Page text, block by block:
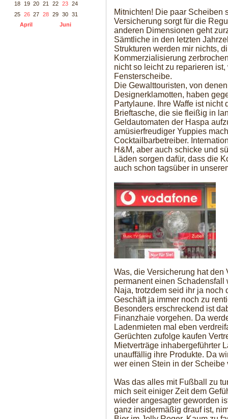
18
19 20 21 22 23
24
25
26 27 28 29 30
31
April
Juni
Mitnichten! Die paar Scheiben
Versicherung sorgt für die
anderen Dimensionen geht
Sämtliche in den letzten
Strukturen werden mir nichts,
Kommerzialisierung
nicht so leicht zu reparieren
Fensterscheibe.
Die Gewalttouristen, von
Designerklamotten, haben
Partylaune. Ihre Waffe ist nicht
Brieftasche, die sie fleißig in
Geldautomaten der Haspa
amüsierfreudiger Yuppies
Cocktailbarbetreiber.
H&M, aber auch schicke und
Läden sorgen dafür, dass die
auch schon tagsüber in
Was, die Versicherung hat den
permanent einen
Naja, trotzdem seid ihr ja noch
Geschäft ja immer noch zu
Besonders erschreckend ist
Finanzhaie vorgehen. Da
Ladenmieten mal eben
Gerüchten zufolge kaufen
Mietverträge inhabergeführter
unauffällig ihre Produkte. Da
wer einen Stein in der Scheibe
Was das alles mit Fußball zu
mich seit einiger Zeit dem
wieder angesagter geworden
ganz insidermäßig drauf ist,